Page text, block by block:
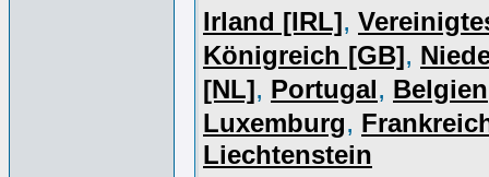
Irland [IRL],
Königreich [GB],
[NL], Portugal, Belgien
Luxemburg,
Liechtenstein